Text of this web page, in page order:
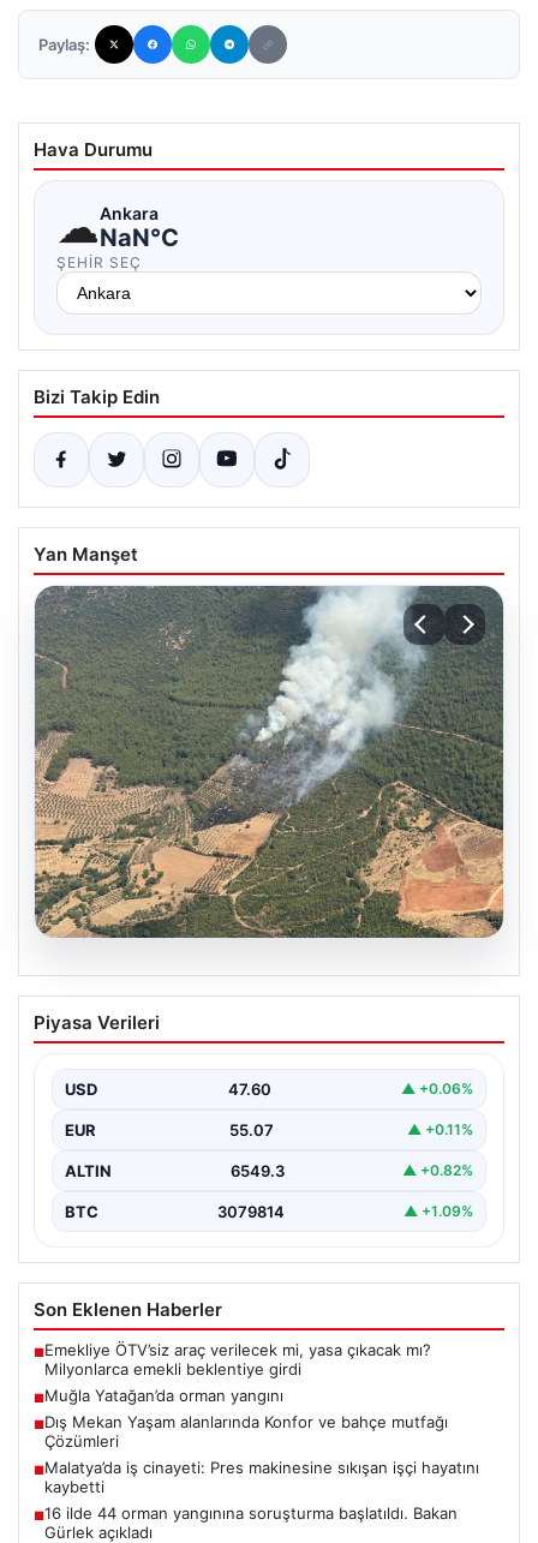
Paylaş:
Hava Durumu
☁Ankara
NaN°C
ŞEHIR SEÇ
Bizi Takip Edin
Yan Manşet
Muğla Yatağan’da orman yangını
Piyasa Verileri
USD 47.60 ▲ +0.06%
EUR 55.07 ▲ +0.11%
ALTIN 6549.3 ▲ +0.82%
BTC 3079814 ▲ +1.09%
Son Eklenen Haberler
■Emekliye ÖTV’siz araç verilecek mi, yasa çıkacak mı?
Milyonlarca emekli beklentiye girdi
■Muğla Yatağan’da orman yangını
■Dış Mekan Yaşam alanlarında Konfor ve bahçe mutfağı
Çözümleri
■Malatya’da iş cinayeti: Pres makinesine sıkışan işçi hayatını
kaybetti
■16 ilde 44 orman yangınına soruşturma başlatıldı. Bakan
Gürlek açıkladı